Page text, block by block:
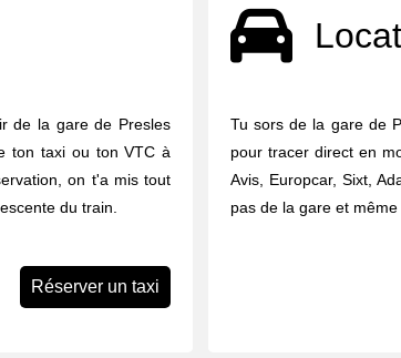
de la gare de Presles
ton taxi ou ton VTC à
on t'a mis tout
du train.
Réserver un taxi
Tu sors de la gare de
pour tracer direct en
Avis, Europcar, Sixt,
pas de la gare et